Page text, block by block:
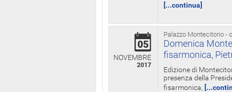
[...continua]
Palazzo Montecitorio -
05
NOVEMBRE
2017
Domenica
fisarmonica,
Edizione di
presenza della
fisarmonica,